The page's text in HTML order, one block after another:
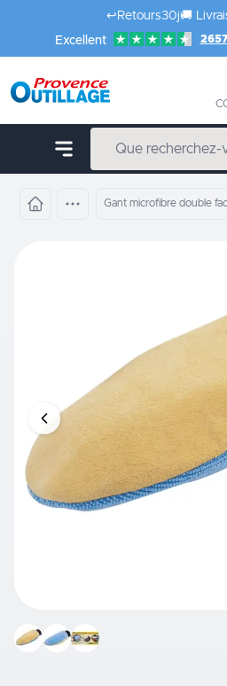
Aller au contenu
↩️ Retours30j🚚
Excellent
Gant microfibre double